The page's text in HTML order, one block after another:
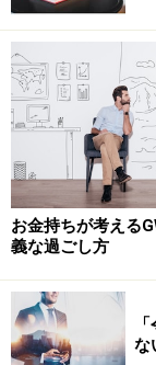
はある。
しかし個人でそ
だからなるべく
を扱う。
お金持ちが考える
義な過ごし方
な